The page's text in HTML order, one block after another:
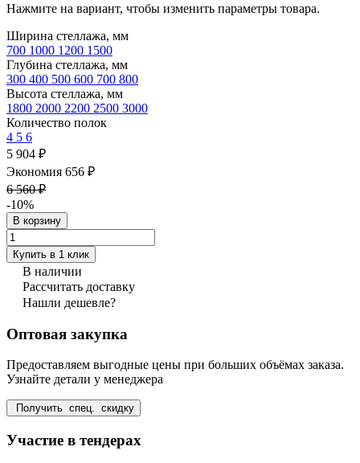
Нажмите на вариант, чтобы изменить параметры товара.
Ширина стеллажа, мм
700 1000 1200 1500
Глубина стеллажа, мм
300 400 500 600 700 800
Высота стеллажа, мм
1800 2000 2200 2500 3000
Количество полок
4 5 6
5 904 ₽
Экономия 656 ₽
6 560 ₽
-10%
В корзину
Купить в 1 клик
В наличии
Рассчитать доставку
Нашли дешевле?
Оптовая закупка
Предоставляем выгодные цены при больших объёмах заказа.
Узнайте детали у менеджера
Получить спец. скидку
Участие в тендерах